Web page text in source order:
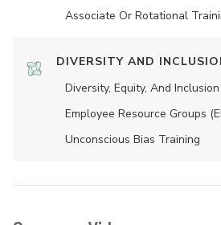
Associate Or Rotational
DIVERSITY AND
Diversity, Equity, And
Employee Resource Groups
Unconscious Bias Training